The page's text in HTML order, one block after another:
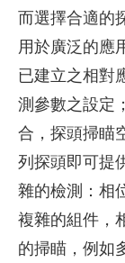
而選擇合適的
用於廣泛的應
已建立之相對
測參數之設定
合，探頭掃瞄
列探頭即可提
雜的檢測：相
複雜的組件，
的掃瞄，例如